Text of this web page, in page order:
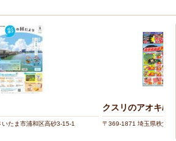
たま市浦和区高砂3-15-1
クスリのアオキ/下
〒369-1871 埼玉県秩父市